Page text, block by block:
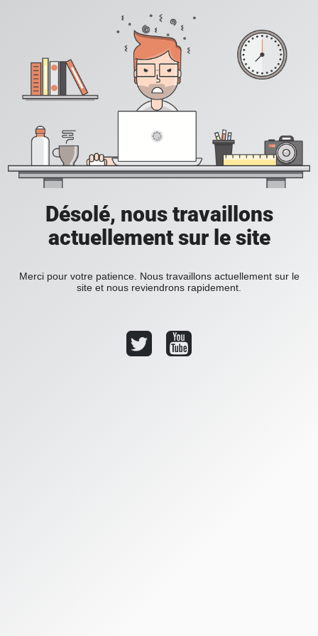
Désolé, nous travaillons
actuellement sur le site
Merci pour votre patience. Nous travaillons actuellement sur le
site et nous reviendrons rapidement.